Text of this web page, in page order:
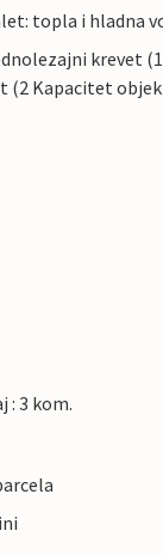
topla i hladna
krevet
(2 Kapacitet
: 3 kom.